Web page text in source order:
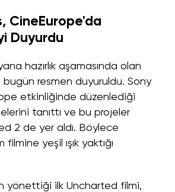
CineEurope'da
Duyurdu
hazırlık aşamasında olan
resmen duyuruldu. Sony
etkinliğinde düzenlediği
tanıttı ve bu projeler
2 de yer aldı. Böylece
yeşil ışık yaktığı
yönettiği ilk Uncharted filmi,